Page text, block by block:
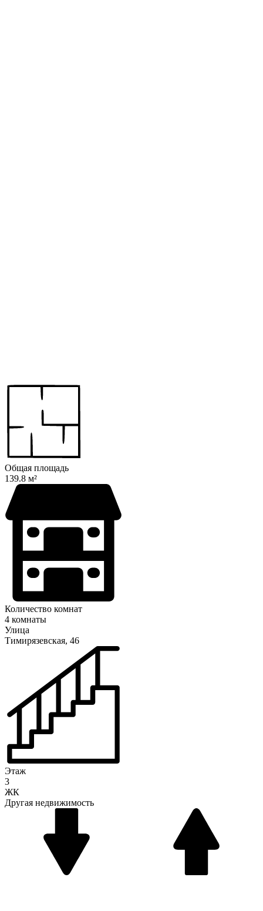
Общая площадь
139.8 м²
Количество комнат
4 комнаты
Улица
Тимирязевская, 46
Этаж
3
ЖК
Другая недвижимость